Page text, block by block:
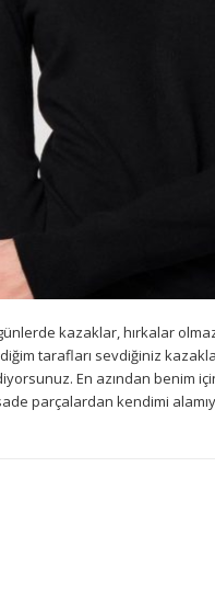
kazaklar, hırkalar
tarafları sevdiğiniz
En azından benim
parçalardan kendimi